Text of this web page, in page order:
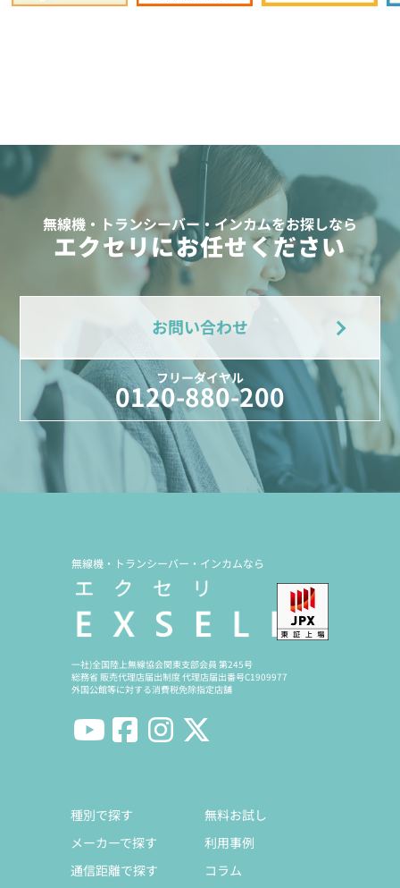
無線機・トランシーバー・インカムをお探しなら
エクセリにお任せください
お問い合わせ
フリーダイヤル
0120-880-200
無線機・トランシーバー・インカムなら
一社)全国陸上無線協会関東支部会員 第245号
総務省 販売代理店届出制度 代理店届出番号C1909977
外国公館等に対する消費税免除指定店舗
種別で探す
メーカーで探す
通信距離で探す
無料お試し
利用事例
コラム